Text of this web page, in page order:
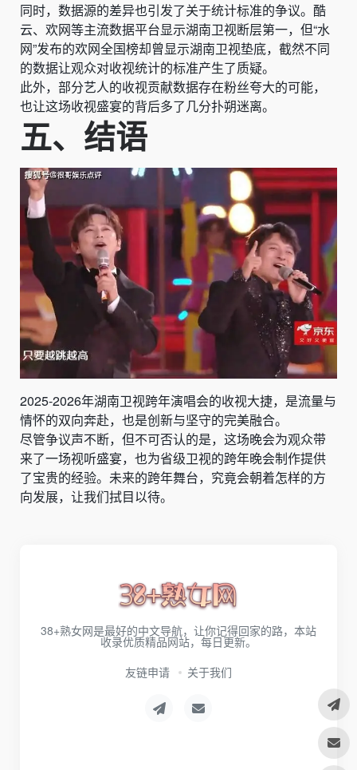
同时，数据源的差异也引发了关于统计标准的争议。酷
云、欢网等主流数据平台显示湖南卫视断层第一，但“水
网”发布的欢网全国榜却曾显示湖南卫视垫底，截然不同
的数据让观众对收视统计的标准产生了质疑。
此外，部分艺人的收视贡献数据存在粉丝夸大的可能，
也让这场收视盛宴的背后多了几分扑朔迷离。
五、结语
2025-2026年湖南卫视跨年演唱会的收视大捷，是流量与
情怀的双向奔赴，也是创新与坚守的完美融合。
尽管争议声不断，但不可否认的是，这场晚会为观众带
来了一场视听盛宴，也为省级卫视的跨年晚会制作提供
了宝贵的经验。未来的跨年舞台，究竟会朝着怎样的方
向发展，让我们拭目以待。
38+熟女网是最好的中文导航，让你记得回家的路，本站
收录优质精品网站，每日更新。
友链申请
关于我们